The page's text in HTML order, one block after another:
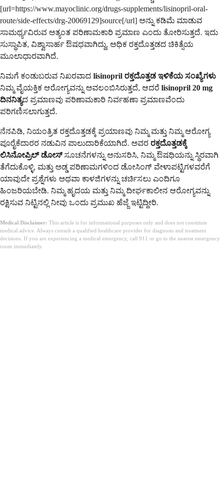
[url=https://www.mayoclinic.org/drugs-supplements/lisinopril-oral-
route/side-effects/drg-20069129]source[/url] ಅನ್ನು ಕಡಿಮೆ ಮಾಡುವ
ಸಾಮರ್ಥ್ಯವಿರುವ ಅತ್ಯಂತ ಪರಿಣಾಮಕಾರಿ ಪ್ರಮಾಣ ಎಂದು ತೋರಿಸುತ್ತದೆ. ಇದು
ಸುಸ್ಥಾಪಿತ, ವಿಶ್ವಾಸಾರ್ಹ ಔಷಧವಾಗಿದ್ದು, ಅಧಿಕ ರಕ್ತದೊತ್ತಡದ ಚಿಕಿತ್ಸೆಯ
ಮೂಲಾಧಾರವಾಗಿದೆ.
ನಿಮಗೆ ಕಂಡುಬರುವ ನಿಖರವಾದ lisinopril ರಕ್ತದೊತ್ತಡ ಇಳಿಕೆಯ ಸಂಖ್ಯೆಗಳು
ನಿಮ್ಮ ವೈಯಕ್ತಿಕ ಆರೋಗ್ಯವನ್ನು ಅವಲಂಬಿಸಿರುತ್ತದೆ, ಆದರೆ lisinopril 20 mg
ದಿನನಿತ್ಯದ ಪ್ರಮಾಣವು ಪರಿಣಾಮಕಾರಿ ನಿರ್ವಹಣಾ ಪ್ರಮಾಣವೆಂದು
ಪರಿಗಣಿಸಲಾಗುತ್ತದೆ.
ನೆನಪಿಡಿ, ನಿಯಂತ್ರಿತ ರಕ್ತದೊತ್ತಡಕ್ಕೆ ಪ್ರಯಾಣವು ನಿಮ್ಮ ಮತ್ತು ನಿಮ್ಮ ಆರೋಗ್ಯ
ಪೂರೈಕೆದಾರರ ನಡುವಿನ ಪಾಲುದಾರಿಕೆಯಾಗಿದೆ. ಅವರ ರಕ್ತದೊತ್ತಡಕ್ಕೆ
ಲಿಸಿನೋಪ್ರಿಲ್ ಡೋಸ್ಸೂಚನೆಗಳನ್ನು ಅನುಸರಿಸಿ, ನಿಮ್ಮ ಔಷಧಿಯನ್ನು ಸ್ಥಿರವಾಗಿ
ತೆಗೆದುಕೊಳ್ಳಿ, ಮತ್ತು ಅಡ್ಡ ಪರಿಣಾಮಗಳಿಂದ ಡೋಸಿಂಗ್ ವೇಳಾಪಟ್ಟಿಗಳವರೆಗೆ
ಯಾವುದೇ ಪ್ರಶ್ನೆಗಳು ಅಥವಾ ಕಾಳಜಿಗಳನ್ನು ಚರ್ಚಿಸಲು ಎಂದಿಗೂ
ಹಿಂಜರಿಯಬೇಡಿ. ನಿಮ್ಮ ಹೃದಯ ಮತ್ತು ನಿಮ್ಮ ದೀರ್ಘಕಾಲೀನ ಆರೋಗ್ಯವನ್ನು
ರಕ್ಷಿಸುವ ನಿಟ್ಟಿನಲ್ಲಿ ನೀವು ಒಂದು ಪ್ರಮುಖ ಹೆಜ್ಜೆ ಇಟ್ಟಿದ್ದೀರಿ.
Medical Disclaimer: This article is for informational purposes only and does not constitute
medical advice. Always consult a qualified healthcare provider for diagnosis and treatment
decisions. If you are experiencing a medical emergency, call 911 or go to the nearest emergency
room immediately.